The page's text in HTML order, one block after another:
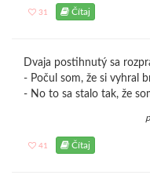
31 Čítaj
Dvaja postihnutý sa
- Počul som, že si vyhral
- No to sa stalo tak, že
41 Čítaj